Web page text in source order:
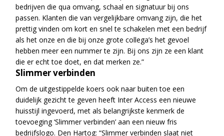
bedrijven die qua omvang, schaal en signatuur bij ons
passen. Klanten die van vergelijkbare omvang zijn, die het
prettig vinden om kort en snel te schakelen met een bedrijf
als het onze en die bij onze grote collega’s het gevoel
hebben meer een nummer te zijn. Bij ons zijn ze een klant
die er echt toe doet, en dat merken ze.”
Slimmer verbinden
Om de uitgestippelde koers ook naar buiten toe een
duidelijk gezicht te geven heeft Inter Access een nieuwe
huisstijl ingevoerd, met als belangrijkste kenmerk de
toevoeging ‘Slimmer verbinden’ aan een nieuw fris
bedrijfslogo. Den Hartog: “Slimmer verbinden slaat niet